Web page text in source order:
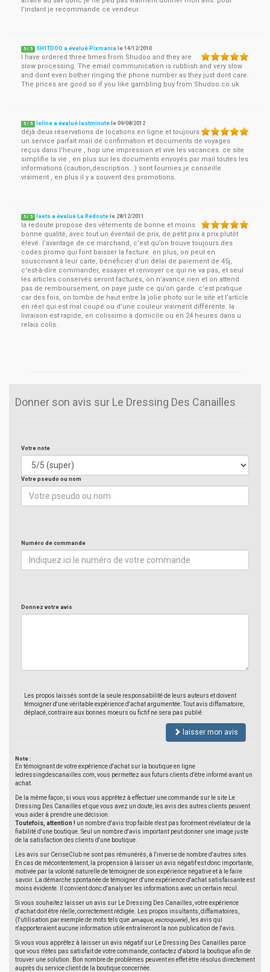
l'instant je recommande ce vendeur.
5 / 5 SH1TDOO a évalué Pixmania le14/12/2010
I have ordered three times from Shudoo and they are
slow processing. The email communication is rubbish and very slow
and dont even bother ringing the phone number as they just dont care.
The prices are good so if you like gambling buy from Shudoo.co.uk
5 / 5 leline a évalué lastminute le09/08/2012
déjà deux réservations de locations en ligne et toujours
un service parfait mail de confirmation et documents de voyages
reçus dans l'heure , hop une impression et vive les vacances. ce site
simplifie la vie , en plus sur les documents envoyés par mail toutes les
informations (caution,description...) sont fournies.je conseille
vraiment , en plus il y a souvent des promotions.
5 / 5 laets a évalué La Redoute le 28/12/2011
la redoute propose des vêtements de bonne et moins
bonne qualité, avec tout un éventail de prix, de petit prix à prix plutôt
élevé. l’avantage de ce marchand, c’est qu’on trouve toujours des
codes promo qui font baisser la facture. en plus, on peut en
souscrivant à leur carte, bénéficier d’un délai de paiement de 45j,
c'est-à-dire commander, essayer et renvoyer ce qui ne va pas, et seul
les articles conservés seront facturés, on n’avance rien et on attend
pas de remboursement, on paye juste ce qu’on garde. c’est pratique
car des fois, on tombe de haut entre la jolie photo sur le site et l’article
en réel qui est mal coupé ou d’une couleur vraiment différente. la
livraison est rapide, en colissimo à domicile ou en 24 heures dans u
relais colis.
Donner son avis sur Le Dressing Des Canailles
Votre note
Votre pseudo ou nom
Numéro de commande
Donnez votre avis
Les propos laissés sont de la seule responsabilité de leurs auteurs et doivent
témoigner d'une véritable expérience d'achat argumentée. Tout avis diffamatoire,
déplacé, contraire aux bonnes moeurs ou fictif ne sera pas publié
laisser mon avis
Note :
En témoignant de votre expérience d'achat sur la boutique en ligne
ledressingdescanailles.com, vous permettez aux futurs clients d'être informé avant un
achat.
De la même façon, si vous vous apprêtez à effectuer une commande sur le site Le
Dressing Des Canailles et que vous avez un doute, les avis des autres clients peuvent
vous aider à prendre une décision.
Toutefois, attention ! un nombre d'avis trop faible n'est pas forcément révélateur de la
fiabilité d'une boutique. Seul un nombre d'avis important peut donner une image juste
de la satisfaction des clients d'une boutique.
Les avis sur CeriseClub ne sont pas rémunérés, à l'inverse de nombre d'autres sites.
En cas de mécontentement, la propension à laisser un avis négatif est donc importante,
motivée par la volonté naturelle de témoigner de son expérience négative et à le faire
savoir. La démarche spontanée de témoigner d'une expérience d'achat satisfaisante est
moins évidente. Il convient donc d'analyser les informations avec un certain recul.
Si vous souhaitez laisser un avis sur Le Dressing Des Canailles, votre expérience
d'achat doit être réelle, correctement rédigée. Les propos insultants, diffamatoires,
(l'utilisation par exemple de mots tels que arnaque, escroquerie), les avis qui
n'apporteraient aucune information utile entraîneront la non publication de l'avis.
Si vous vous apprêtez à laisser un avis négatif sur Le Dressing Des Canailles parce
que vous n'êtes pas satisfait de votre commande, contactez d'abord la boutique afin de
trouver une solution. Bon nombre de problèmes peuvent en effet être résolus directement
auprès du service client de la boutique concernée.